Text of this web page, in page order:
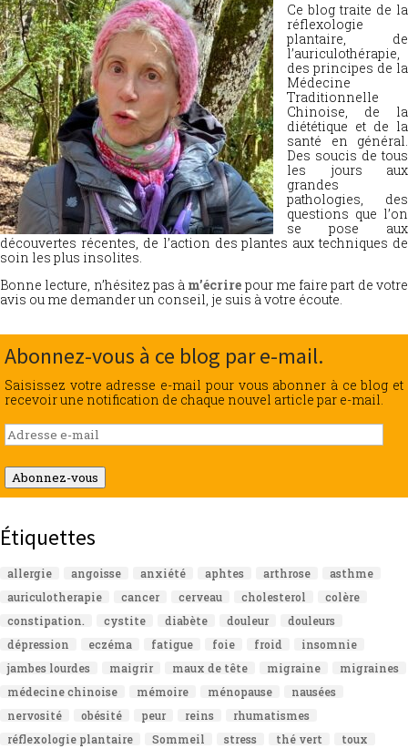
Ce blog traite de la
réflexologie
plantaire, de
l’auriculothérapie,
des principes de la
Médecine
Traditionnelle
Chinoise, de la
diététique et de la
santé en général.
Des soucis de tous
les jours aux
grandes
pathologies, des
questions que l’on
se pose aux
découvertes récentes, de l’action des plantes aux techniques de
soin les plus insolites.
Bonne lecture, n’hésitez pas à m’écrire pour me faire part de votre
avis ou me demander un conseil, je suis à votre écoute.
Abonnez-vous à ce blog par e-mail.
Saisissez votre adresse e-mail pour vous abonner à ce blog et
recevoir une notification de chaque nouvel article par e-mail.
Adresse
e-
mail
Abonnez-vous
Étiquettes
allergie angoisse anxiété aphtes arthrose
asthme
auriculotherapie
cancer cerveau cholesterol
colère
constipation.
cystite diabète douleur
douleurs
dépression
eczéma fatigue foie froid
insomnie
jambes lourdes
maigrir maux de tête migraine
migraines
médecine chinoise
mémoire ménopause
nausées
nervosité
obésité peur reins
rhumatismes
réflexologie plantaire
Sommeil stress thé vert
toux